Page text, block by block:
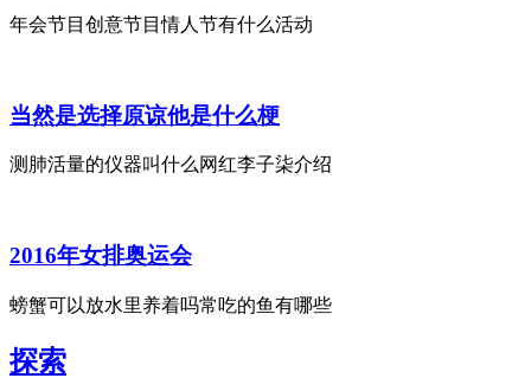
年会节目创意节目情人节有什么活动
当然是选择原谅他是什么梗
测肺活量的仪器叫什么网红李子柒介绍
2016年女排奥运会
螃蟹可以放水里养着吗常吃的鱼有哪些
探索